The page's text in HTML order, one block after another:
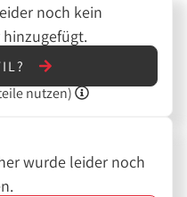
noch kein
nutzen)
wurde leider noch